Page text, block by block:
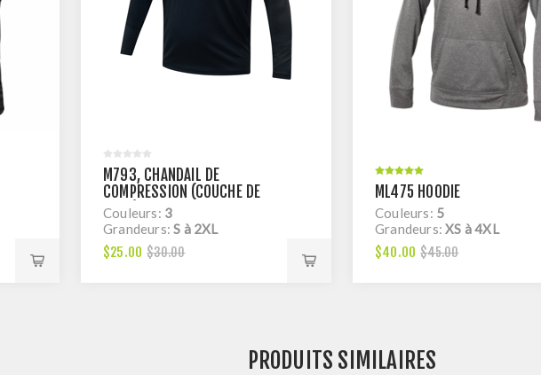
M793, CHANDAIL DE
COMPRESSION (COUCHE DE
BASE), MANCHE RAGLAN, DRY
FIT
Couleurs: 3
Grandeurs:S à 2XL
$25.00 $30.00
ML475 HOODIE
Couleurs: 5
Grandeurs:XS à 4XL
$40.00 $45.00
PRODUITS SIMILAIRES